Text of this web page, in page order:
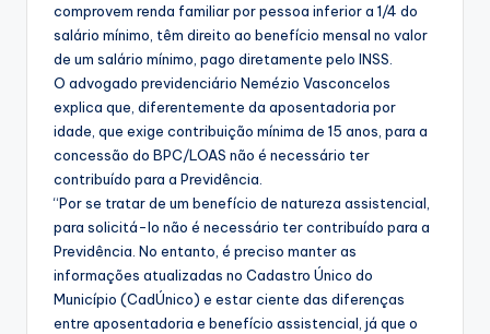
comprovem renda familiar por pessoa inferior a 1/4 do
salário mínimo, têm direito ao benefício mensal no valor
de um salário mínimo, pago diretamente pelo INSS.
O advogado previdenciário Nemézio Vasconcelos
explica que, diferentemente da aposentadoria por
idade, que exige contribuição mínima de 15 anos, para a
concessão do BPC/LOAS não é necessário ter
contribuído para a Previdência.
“Por se tratar de um benefício de natureza assistencial,
para solicitá-lo não é necessário ter contribuído para a
Previdência. No entanto, é preciso manter as
informações atualizadas no Cadastro Único do
Município (CadÚnico) e estar ciente das diferenças
entre aposentadoria e benefício assistencial, já que o